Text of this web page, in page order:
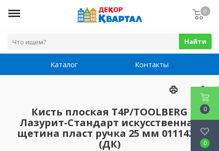
0
Найти
Каталог Контакты
Кисть плоская Т4Р/TOOLBERG
Лазурит-Стандарт искусственная
щетина пласт ручка 25 мм 0111421,
(ДК)
0
0